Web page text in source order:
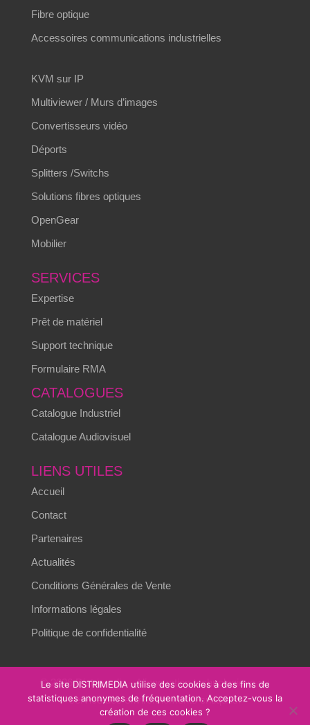
Fibre optique
Accessoires communications industrielles
KVM sur IP
Multiviewer / Murs d’images
Convertisseurs vidéo
Déports
Splitters /Switchs
Solutions fibres optiques
OpenGear
Mobilier
SERVICES
Expertise
Prêt de matériel
Support technique
Formulaire RMA
CATALOGUES
Catalogue Industriel
Catalogue Audiovisuel
LIENS UTILES
Accueil
Contact
Partenaires
Actualités
Conditions Générales de Vente
Informations légales
Politique de confidentialité
© 2026 Distrimedia – L’innovation technologique au
service des environnements critiques.
Le site DISTRIMEDIA utilise des cookies à des fins de
statistiques anonymes de fréquentation. Acceptez-vous la
création de ces cookies ?